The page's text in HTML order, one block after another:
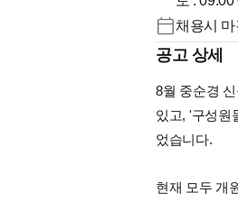
채용시
공고 상세
8월 중순경
있고, '구성원
었습니다.
현재 모두 개